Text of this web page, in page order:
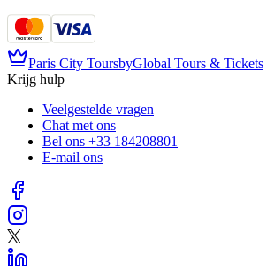
Paris City ToursbyGlobal Tours & Tickets
Krijg hulp
Veelgestelde vragen
Chat met ons
Bel ons +33 184208801
E-mail ons